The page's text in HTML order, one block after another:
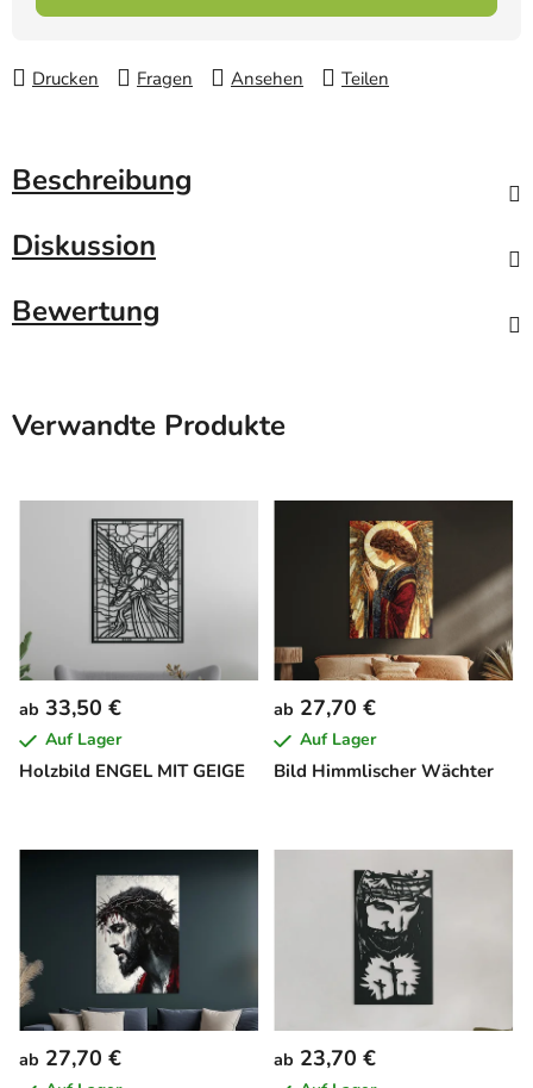
Drucken Fragen Ansehen Teilen
Beschreibung
Diskussion
Bewertung
Verwandte Produkte
Holzbild ENGEL MIT GEIGE
ab 33,50 €
Auf Lager
Bild Himmlischer Wächter
ab 27,70 €
Auf Lager
ab 27,70 € ab 23,70 €